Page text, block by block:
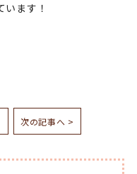
ます！
次の記事へ >